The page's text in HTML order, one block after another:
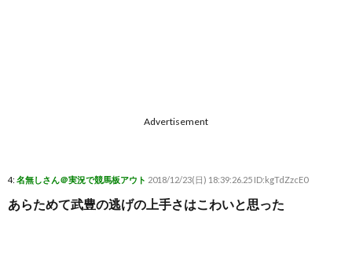
Advertisement
4: 名無しさん＠実況で競馬板アウト 2018/12/23(日) 18:39:26.25 ID:kgTdZzcE0
あらためて武豊の逃げの上手さはこわいと思った